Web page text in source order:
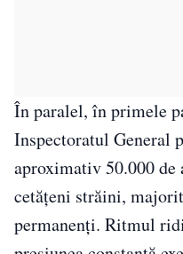
În paralel, în primele
Inspectoratul General
aproximativ 50.000 de
cetățeni străini,
permanenți. Ritmul